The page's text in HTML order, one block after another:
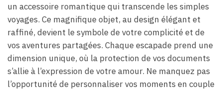
un accessoire romantique qui transcende les simples
voyages. Ce magnifique objet, au design élégant et
raffiné, devient le symbole de votre complicité et de
vos aventures partagées. Chaque escapade prend une
dimension unique, où la protection de vos documents
s’allie à l’expression de votre amour. Ne manquez pas
l’opportunité de personnaliser vos moments en couple